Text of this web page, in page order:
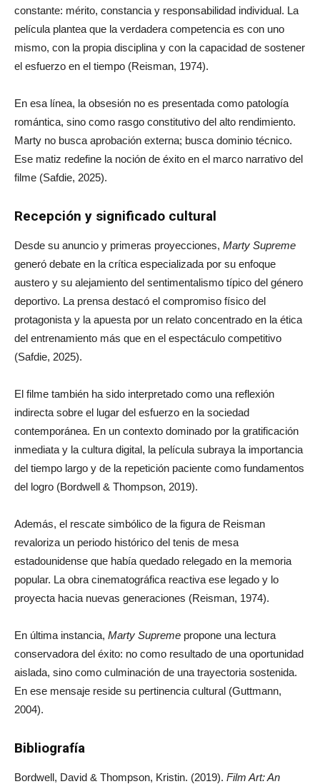
constante: mérito, constancia y responsabilidad individual. La
película plantea que la verdadera competencia es con uno
mismo, con la propia disciplina y con la capacidad de sostener
el esfuerzo en el tiempo (Reisman, 1974).
En esa línea, la obsesión no es presentada como patología
romántica, sino como rasgo constitutivo del alto rendimiento.
Marty no busca aprobación externa; busca dominio técnico.
Ese matiz redefine la noción de éxito en el marco narrativo del
filme (Safdie, 2025).
Recepción y significado cultural
Desde su anuncio y primeras proyecciones, Marty Supreme
generó debate en la crítica especializada por su enfoque
austero y su alejamiento del sentimentalismo típico del género
deportivo. La prensa destacó el compromiso físico del
protagonista y la apuesta por un relato concentrado en la ética
del entrenamiento más que en el espectáculo competitivo
(Safdie, 2025).
El filme también ha sido interpretado como una reflexión
indirecta sobre el lugar del esfuerzo en la sociedad
contemporánea. En un contexto dominado por la gratificación
inmediata y la cultura digital, la película subraya la importancia
del tiempo largo y de la repetición paciente como fundamentos
del logro (Bordwell & Thompson, 2019).
Además, el rescate simbólico de la figura de Reisman
revaloriza un periodo histórico del tenis de mesa
estadounidense que había quedado relegado en la memoria
popular. La obra cinematográfica reactiva ese legado y lo
proyecta hacia nuevas generaciones (Reisman, 1974).
En última instancia, Marty Supreme propone una lectura
conservadora del éxito: no como resultado de una oportunidad
aislada, sino como culminación de una trayectoria sostenida.
En ese mensaje reside su pertinencia cultural (Guttmann,
2004).
Bibliografía
Bordwell, David & Thompson, Kristin. (2019). Film Art: An